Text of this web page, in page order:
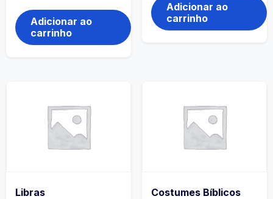
Adicionar ao
carrinho
Adicionar ao
carrinho
Libras Costumes Bíblicos